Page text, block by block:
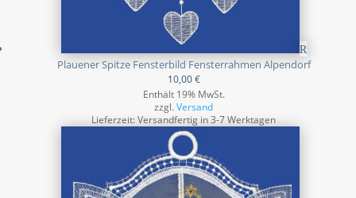
Plauener Spitze Fensterbild Fensterrahmen Alpendorf
10,00€
Enthält 19% MwSt.
zzgl.Versand
Lieferzeit: Versandfertig in 3-7 Werktagen